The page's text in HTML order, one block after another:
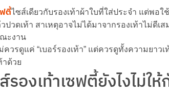
ตี้ไซส์เดียวกับรองเท้าผ้าใบที่ใส่ประจำ แต่พอ
วดเท้า สาเหตุอาจไม่ได้มาจากรองเท้าไม่ดีเ
ะงาน
ควรดูแค่ “เบอร์รองเท้า” แต่ควรดูทั้งความยาว
าด้วย
องเท้าเซฟตี้ยังไงไม่ให้